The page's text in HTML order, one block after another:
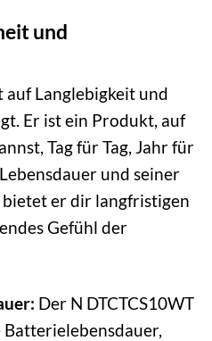
und
auf Langlebigkeit und
Er ist ein Produkt, auf
Tag für Tag, Jahr für
und seiner
er dir langfristigen
Gefühl der
Der N DTCTCS10WT